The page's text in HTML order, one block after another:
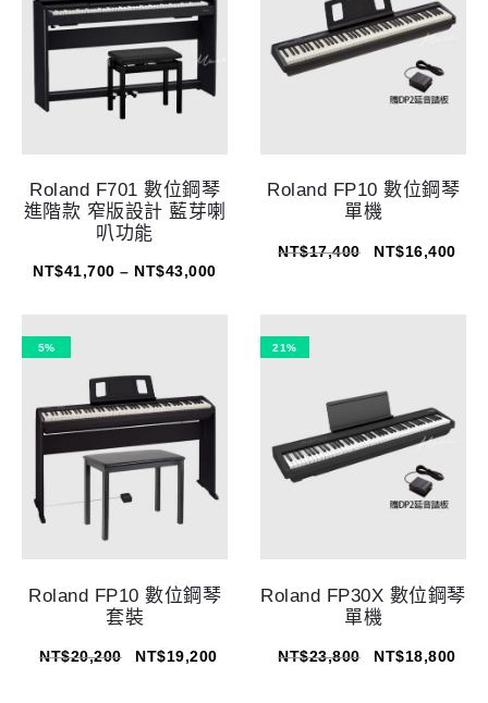
Roland F701 數位鋼琴
進階款 窄版設計 藍芽喇
叭功能
NT$41,700 – NT$43,000
Roland FP10 數位鋼琴
單機
NT$17,400 NT$16,400
5%
Roland FP10 數位鋼琴
套裝
NT$20,200 NT$19,200
21%
Roland FP30X 數位鋼琴
單機
NT$23,800 NT$18,800